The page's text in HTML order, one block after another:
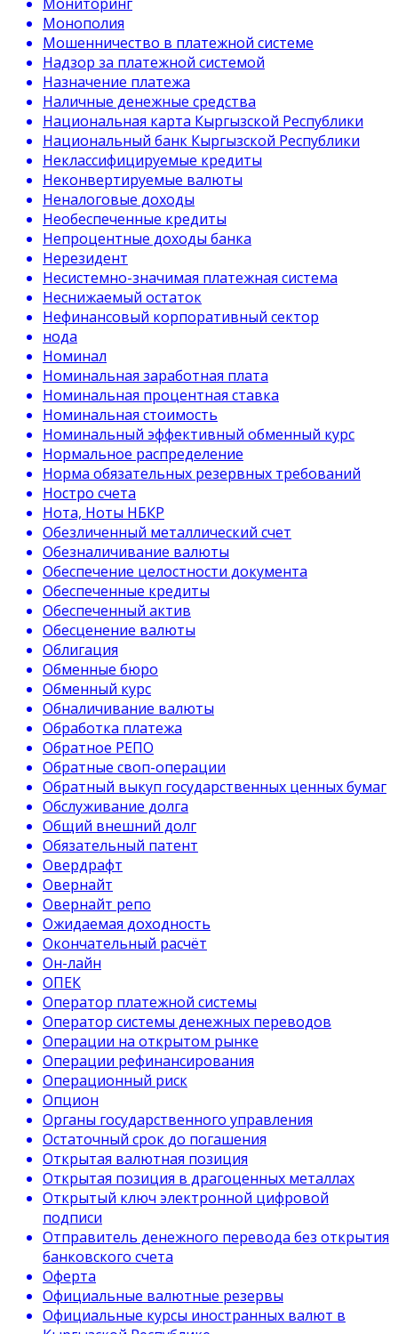
Монополия
Мошенничество в платежной системе
Надзор за платежной системой
Назначение платежа
Наличные денежные средства
Национальная карта Кыргызской Республики
Национальный банк Кыргызской Республики
Неклассифицируемые кредиты
Неконвертируемые валюты
Неналоговые доходы
Необеспеченные кредиты
Непроцентные доходы банка
Нерезидент
Несистемно-значимая платежная система
Неснижаемый остаток
Нефинансовый корпоративный сектор
нода
Номинал
Номинальная заработная плата
Номинальная процентная ставка
Номинальная стоимость
Номинальный эффективный обменный курс
Нормальное распределение
Норма обязательных резервных требований
Ностро счета
Нота, Ноты НБКР
Обезличенный металлический счет
Обезналичивание валюты
Обеспечение целостности документа
Обеспеченные кредиты
Обеспеченный актив
Обесценение валюты
Облигация
Обменные бюро
Обменный курс
Обналичивание валюты
Обработка платежа
Обратное РЕПО
Обратные своп-операции
Обратный выкуп государственных ценных бумаг
Обслуживание долга
Общий внешний долг
Обязательный патент
Овердрафт
Овернайт
Овернайт репо
Ожидаемая доходность
Окончательный расчёт
Он-лайн
ОПЕК
Оператор платежной системы
Оператор системы денежных переводов
Операции на открытом рынке
Операции рефинансирования
Операционный риск
Опцион
Органы государственного управления
Остаточный срок до погашения
Открытая валютная позиция
Открытая позиция в драгоценных металлах
Открытый ключ электронной цифровой
подписи
Отправитель денежного перевода без открытия
банковского счета
Оферта
Официальные валютные резервы
Официальные курсы иностранных валют в